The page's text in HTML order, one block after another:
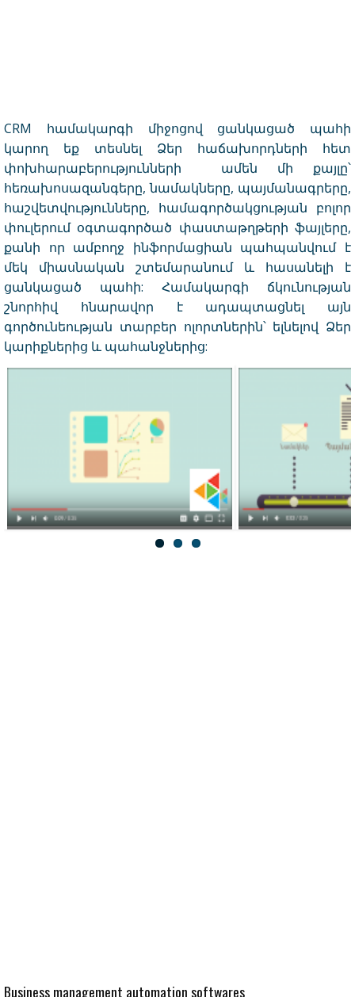
CRM համակարգի միջոցով ցանկացած պահի
կարող եք տեսնել Ձեր հաճախորդների հետ
փոխհարաբերությունների ամեն մի քայլը՝
հեռախոսազանգերը, նամակները, պայմանագրերը,
հաշվետվությունները, համագործակցության բոլոր
փուլերում օգտագործած փաստաթղթերի ֆայլերը,
քանի որ ամբողջ ինֆորմացիան պահպանվում է
մեկ միասնական շտեմարանում և հասանելի է
ցանկացած պահի: Համակարգի ճկունության
շնորհիվ հնարավոր է ադապտացնել այն
գործունեության տարբեր ոլորտներին՝ ելնելով Ձեր
կարիքներից և պահանջներից:
Business management automation softwares